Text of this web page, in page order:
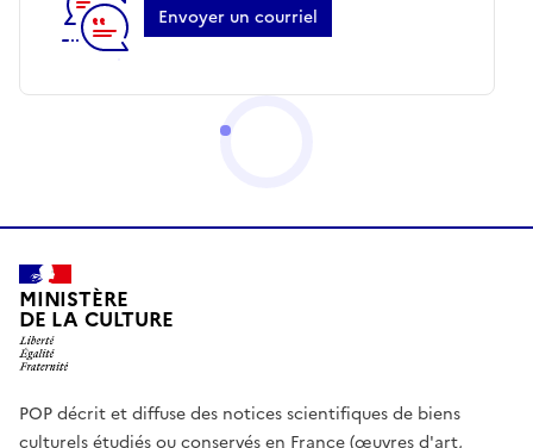
Envoyer un courriel
MINISTÈRE
DE LA CULTURE
POP décrit et diffuse des notices scientifiques de biens
culturels étudiés ou conservés en France (œuvres d'art,